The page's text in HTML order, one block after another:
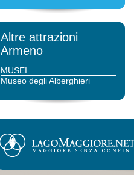
Altre attrazioni
Armeno
MUSEI
Museo degli Alberghieri